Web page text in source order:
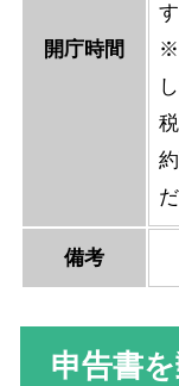
開庁時間
※
備考
申告書